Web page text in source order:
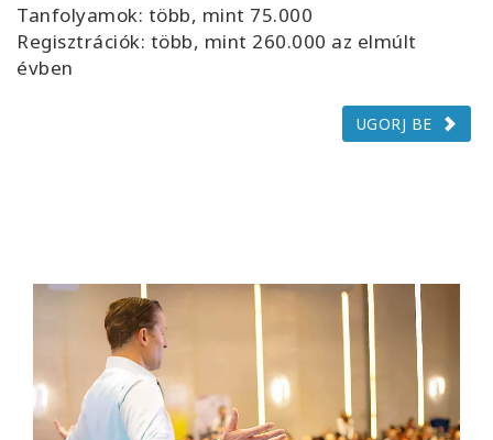
Tanfolyamok: több, mint 75.000
Regisztrációk: több, mint 260.000 az elmúlt
évben
UGORJ BE